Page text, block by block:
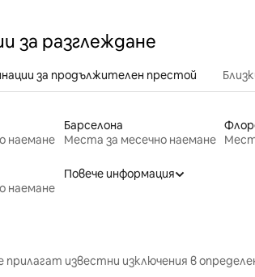
за разглеждане
за продължителен престой
наемане
Барселона
Места за месечно наемане
наемане
Повече информация
прилагат известни изключения в